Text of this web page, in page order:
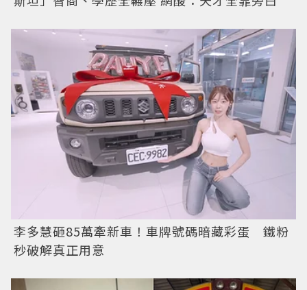
李多慧砸85萬牽新車！車牌號碼暗藏彩蛋 鐵粉
秒破解真正用意